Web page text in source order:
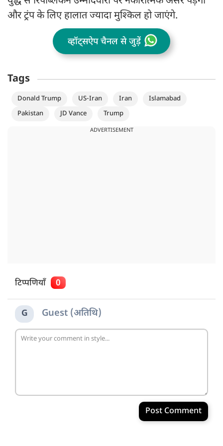
और ट्रंप के लिए हालात ज्यादा मुश्किल हो जाएंगे.
व्हॉट्सऐप चैनल से जुड़ें
Tags
Donald Trump US-Iran Iran
Islamabad
Pakistan
JD Vance Trump
ADVERTISEMENT
टिप्पणियाँ 0
G Guest (अतिथि)
Post Comment